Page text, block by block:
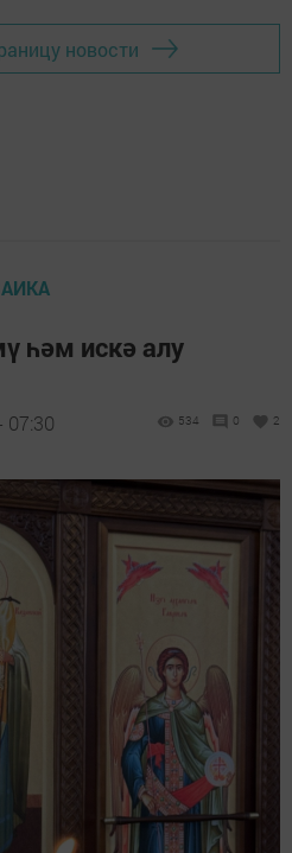
новости
һәм искә алу
07:30 534 0 2